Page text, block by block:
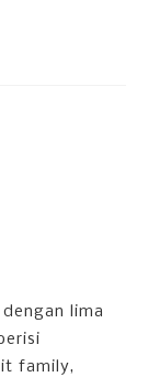
lima
family,